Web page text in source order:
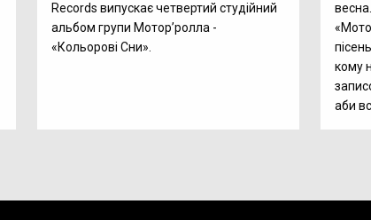
Records випускає четвертий студійний
альбом групи Мотор’ролла -
«Кольорові Сни».
кому
аби